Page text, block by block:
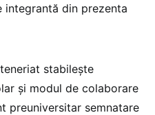
integrantă din prezenta
stabileşte
și modul de colaborare
preuniversitar semnatare